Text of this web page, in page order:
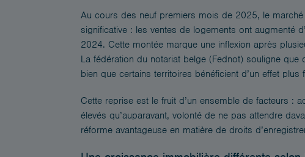
Au cours des neuf premiers mois de 2025, le
significative : les ventes de logements ont augmenté
2024. Cette montée marque une inflexion après
La fédération du notariat belge (Fednot) souligne
bien que certains territoires bénéficient d’un effet plus
Cette reprise est le fruit d’un ensemble de facteurs :
élevés qu’auparavant, volonté de ne pas attendre
réforme avantageuse en matière de droits